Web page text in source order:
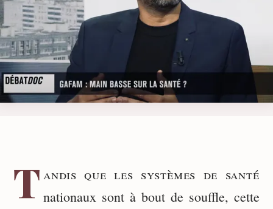
T andis que les systèmes de santé
nationaux sont à bout de souffle, cette